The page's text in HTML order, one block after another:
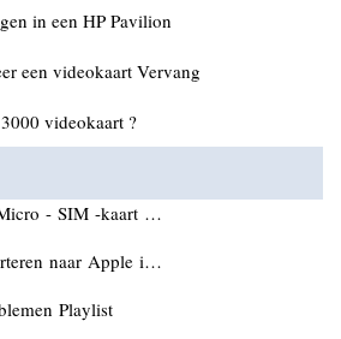
in een HP Pavilion
een videokaart Vervang
videokaart ?
- SIM -kaart …
naar Apple i…
Playlist